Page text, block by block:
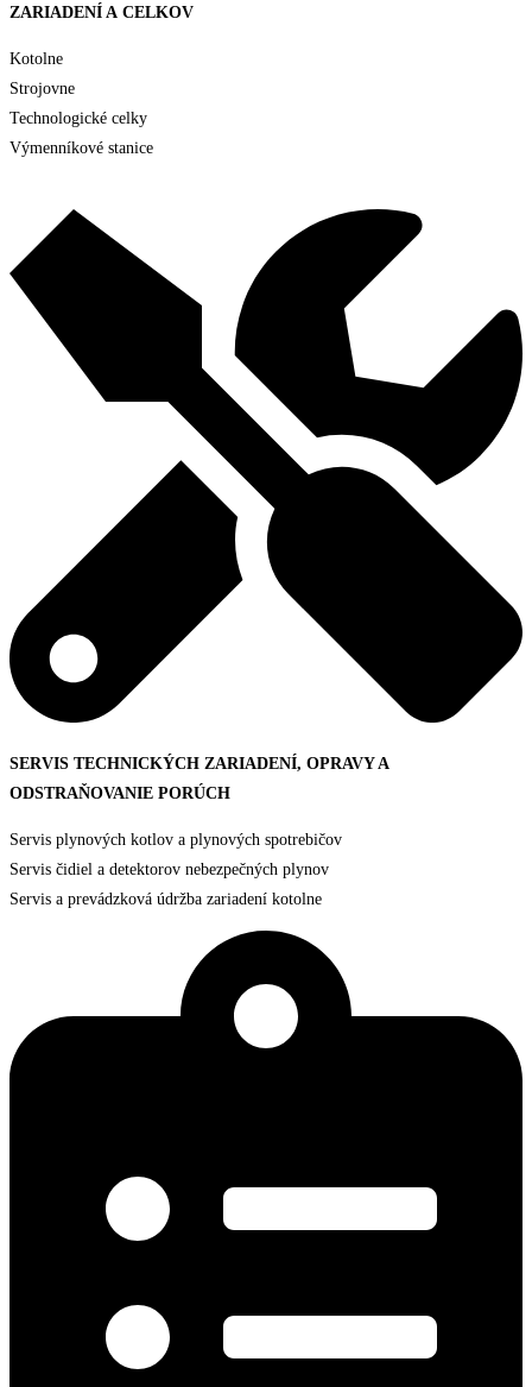
ZARIADENÍ A CELKOV
Kotolne
Strojovne
Technologické celky
Výmenníkové stanice
SERVIS TECHNICKÝCH ZARIADENÍ, OPRAVY A
ODSTRAŇOVANIE PORÚCH
Servis plynových kotlov a plynových spotrebičov
Servis čidiel a detektorov nebezpečných plynov
Servis a prevádzková údržba zariadení kotolne